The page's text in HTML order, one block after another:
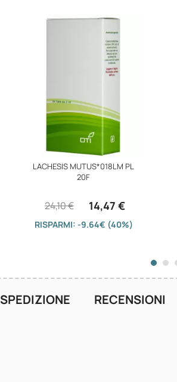
LACHESIS MUTUS*018LM PL
20F
14,47 €
24,10 €
RISPARMI: -9.64€ (40%)
SPEDIZIONE RECENSIONI